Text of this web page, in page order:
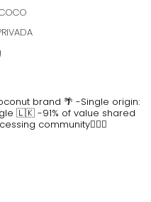
brand 🌴 -Single origin:
🇱🇰 -91% of value shared
community👷🏽‍♀️